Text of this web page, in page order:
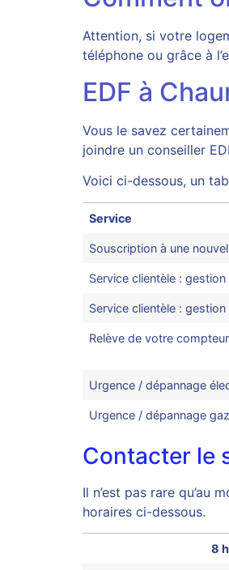
Attention, si votre
téléphone ou grâce à
EDF à
Vous le savez
joindre un conseiller
Voici ci-dessous, un
Service
Souscription à une
Service clientèle :
Service clientèle :
Relève de votre
Urgence / dépannage
Urgence / dépannage
Contacter le
Il n’est pas rare qu’au
horaires ci-dessous.
8